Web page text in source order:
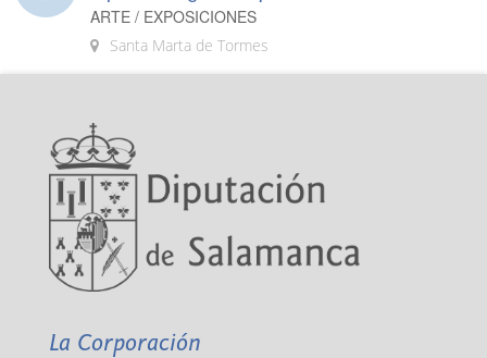
ARTE / EXPOSICIONES
Santa Marta de Tormes
La Corporación